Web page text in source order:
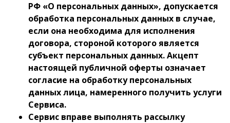
РФ «О персональных данных», допускается
обработка персональных данных в случае,
если она необходима для исполнения
договора, стороной которого является
субъект персональных данных. Акцепт
настоящей публичной оферты означает
согласие на обработку персональных
данных лица, намеренного получить услуги
Сервиса.
Сервис вправе выполнять рассылку